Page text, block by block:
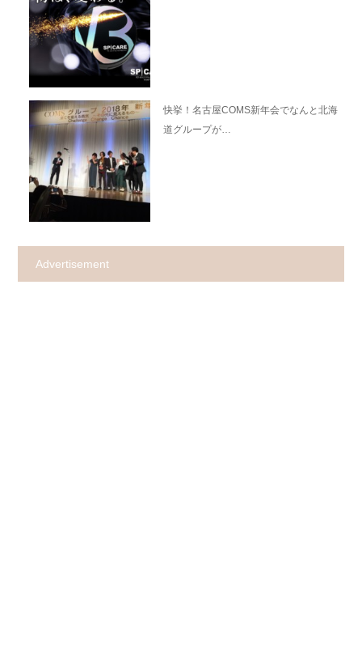
快挙！名古屋COMS新年会でなんと北海
道グループが…
Advertisement